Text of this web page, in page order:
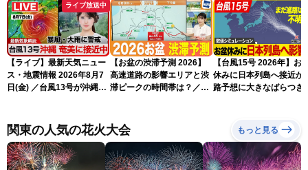
ライブ放送中
【ライブ】最新天気ニュー
ス・地震情報 2026年8月7
日(金) ／台風13号が沖縄・
ュースLiVEイブニング・小
川千奈／内藤邦裕〉
【お盆の渋滞予測 2026】
高速道路の影響エリアと渋
滞ピークの時間帯は？／
【台風15号 2026年】お
休みに日本列島へ接近か
路予想に大きなばらつき
関東の人気の花火大会 もっと見る